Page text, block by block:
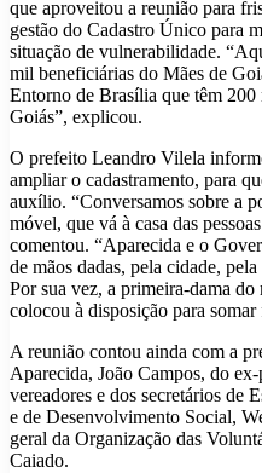
que aproveitou a reunião para
gestão do Cadastro Único para
situação de vulnerabilidade.
mil beneficiárias do Mães de
Entorno de Brasília que têm
Goiás”, explicou.
O prefeito Leandro Vilela
ampliar o cadastramento, para
auxílio. “Conversamos sobre a
móvel, que vá à casa das
comentou. “Aparecida e o
de mãos dadas, pela cidade,
Por sua vez, a primeira-dama
colocou à disposição para somar
A reunião contou ainda com a
Aparecida, João Campos, do
vereadores e dos secretários de
e de Desenvolvimento Social,
geral da Organização das
Caiado.